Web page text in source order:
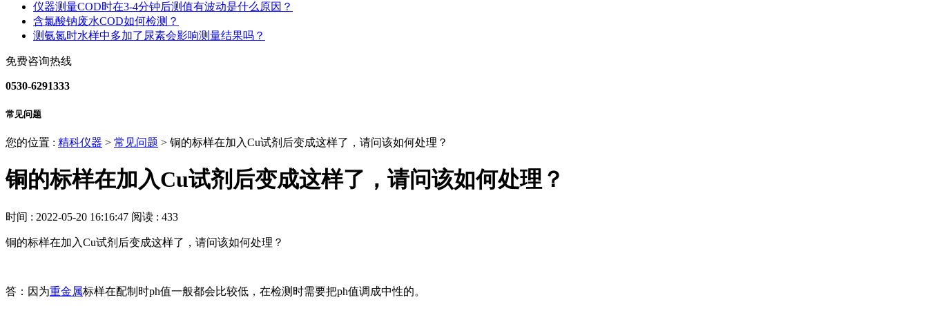
仪器测量COD时在3-4分钟后测值有波动是什么原因？
含氯酸钠废水COD如何检测？
测氨氮时水样中多加了尿素会影响测量结果吗？
免费咨询热线
0530-6291333
常见问题
您的位置 : 精科仪器 > 常见问题 > 铜的标样在加入Cu试剂后变成这样了，请问该如何处理？
铜的标样在加入Cu试剂后变成这样了，请问该如何处理？
时间 : 2022-05-20 16:16:47 阅读 : 433
铜的标样在加入Cu试剂后变成这样了，请问该如何处理？
答：因为重金属标样在配制时ph值一般都会比较低，在检测时需要把ph值调成中性的。